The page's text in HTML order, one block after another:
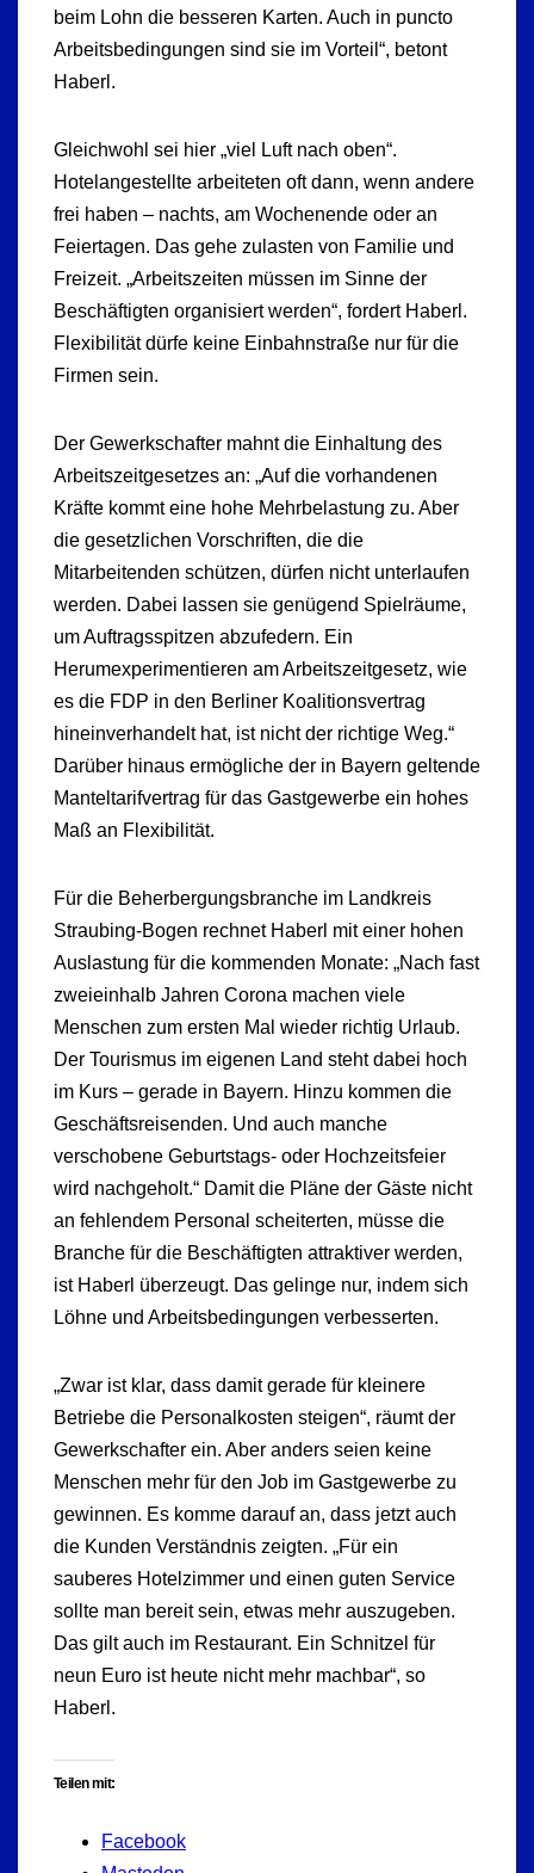
beim Lohn die besseren Karten. Auch in puncto
Arbeitsbedingungen sind sie im Vorteil“, betont
Haberl.
Gleichwohl sei hier „viel Luft nach oben“.
Hotelangestellte arbeiteten oft dann, wenn andere
frei haben – nachts, am Wochenende oder an
Feiertagen. Das gehe zulasten von Familie und
Freizeit. „Arbeitszeiten müssen im Sinne der
Beschäftigten organisiert werden“, fordert Haberl.
Flexibilität dürfe keine Einbahnstraße nur für die
Firmen sein.
Der Gewerkschafter mahnt die Einhaltung des
Arbeitszeitgesetzes an: „Auf die vorhandenen
Kräfte kommt eine hohe Mehrbelastung zu. Aber
die gesetzlichen Vorschriften, die die
Mitarbeitenden schützen, dürfen nicht unterlaufen
werden. Dabei lassen sie genügend Spielräume,
um Auftragsspitzen abzufedern. Ein
Herumexperimentieren am Arbeitszeitgesetz, wie
es die FDP in den Berliner Koalitionsvertrag
hineinverhandelt hat, ist nicht der richtige Weg.“
Darüber hinaus ermögliche der in Bayern geltende
Manteltarifvertrag für das Gastgewerbe ein hohes
Maß an Flexibilität.
Für die Beherbergungsbranche im Landkreis
Straubing-Bogen rechnet Haberl mit einer hohen
Auslastung für die kommenden Monate: „Nach fast
zweieinhalb Jahren Corona machen viele
Menschen zum ersten Mal wieder richtig Urlaub.
Der Tourismus im eigenen Land steht dabei hoch
im Kurs – gerade in Bayern. Hinzu kommen die
Geschäftsreisenden. Und auch manche
verschobene Geburtstags- oder Hochzeitsfeier
wird nachgeholt.“ Damit die Pläne der Gäste nicht
an fehlendem Personal scheiterten, müsse die
Branche für die Beschäftigten attraktiver werden,
ist Haberl überzeugt. Das gelinge nur, indem sich
Löhne und Arbeitsbedingungen verbesserten.
„Zwar ist klar, dass damit gerade für kleinere
Betriebe die Personalkosten steigen“, räumt der
Gewerkschafter ein. Aber anders seien keine
Menschen mehr für den Job im Gastgewerbe zu
gewinnen. Es komme darauf an, dass jetzt auch
die Kunden Verständnis zeigten. „Für ein
sauberes Hotelzimmer und einen guten Service
sollte man bereit sein, etwas mehr auszugeben.
Das gilt auch im Restaurant. Ein Schnitzel für
neun Euro ist heute nicht mehr machbar“, so
Haberl.
Teilen mit:
Facebook